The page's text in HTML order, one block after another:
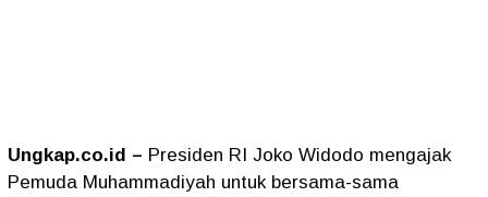
Ungkap.co.id – Presiden RI Joko Widodo mengajak
Pemuda Muhammadiyah untuk bersama-sama